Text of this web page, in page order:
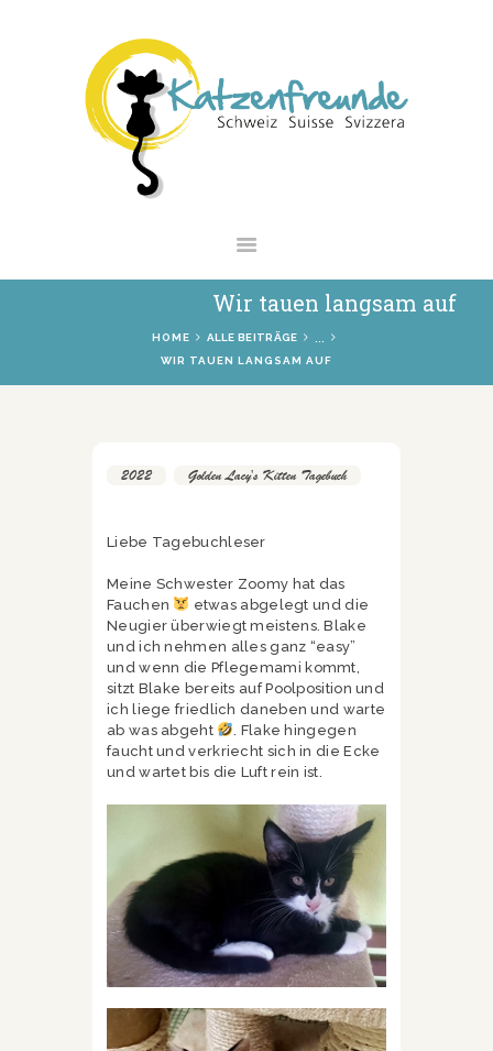
Wir tauen langsam auf
HOME ALLE BEITRÄGE
WIR TAUEN LANGSAM AUF
NEWS
VERMITTLUNG
INTERESSANTES
SHOP
2022 Golden Lacy's Kitten Tagebuch
Liebe Tagebuchleser
Meine Schwester Zoomy hat das
Fauchen
etwas abgelegt und die
Neugier überwiegt meistens. Blake
und ich nehmen alles ganz “easy”
und wenn die Pflegemami kommt,
sitzt Blake bereits auf Poolposition und
ich liege friedlich daneben und warte
ab was abgeht
. Flake hingegen
faucht und verkriecht sich in die Ecke
und wartet bis die Luft rein ist.